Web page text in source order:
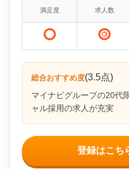
満足度 求人数
総合おすすめ度(3.5点)
マイナビグループの20代
ャル採用の求人が充実
登録はこち